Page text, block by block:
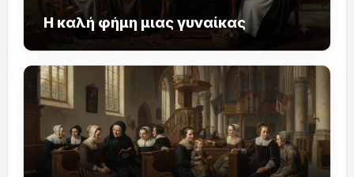
Η καλή φήμη μιας γυναίκας